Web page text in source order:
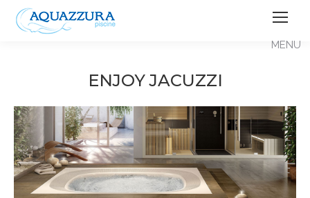
ENJOY JACUZZI